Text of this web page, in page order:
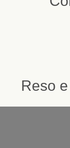
Reso